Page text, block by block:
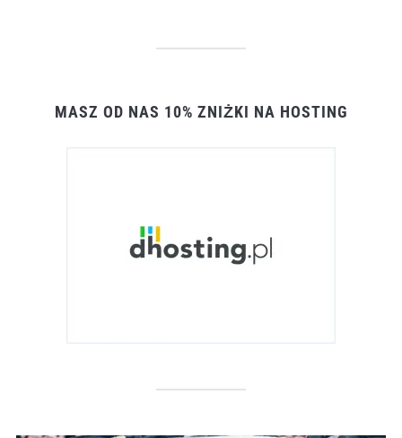
MASZ OD NAS 10% ZNIŻKI NA HOSTING